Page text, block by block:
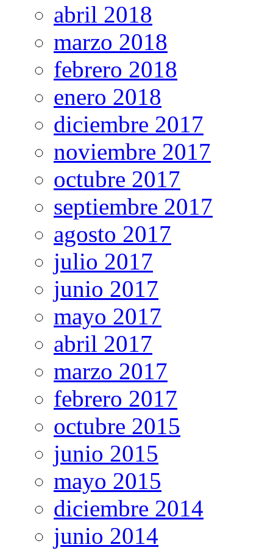
abril 2018
marzo 2018
febrero 2018
enero 2018
diciembre 2017
noviembre 2017
octubre 2017
septiembre 2017
agosto 2017
julio 2017
junio 2017
mayo 2017
abril 2017
marzo 2017
febrero 2017
octubre 2015
junio 2015
mayo 2015
diciembre 2014
junio 2014